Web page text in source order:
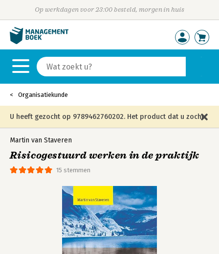
Op werkdagen voor 23:00 besteld, morgen in huis
Organisatiekunde
U heeft gezocht op 9789462760202. Het product dat u zocht
is niet meer in die editie leverbaar en is vervangen door de
onderstaande editie.
15 stemmen
Martin van Staveren
Risicogestuurd werken in de praktijk